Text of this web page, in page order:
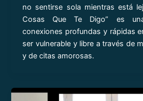
no sentirse sola mientras está
Cosas Que Te Digo” es
conexiones profundas y rápidas
ser vulnerable y libre a través de
y de citas amorosas.